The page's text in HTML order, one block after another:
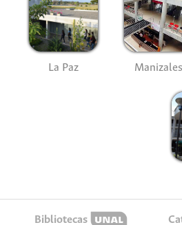
La Paz Manizales
Bibliotecas